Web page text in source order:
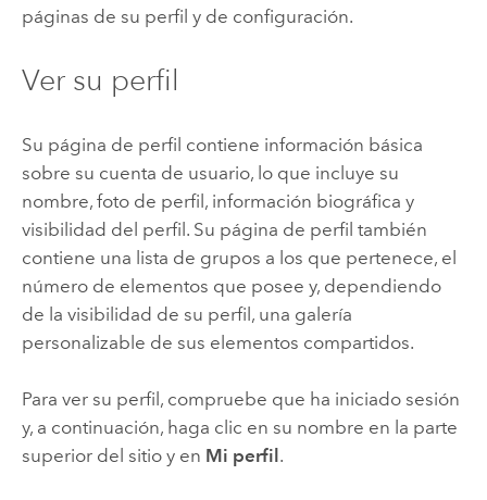
páginas de su perfil y de configuración.
Ver su perfil
Su página de perfil contiene información básica
sobre su cuenta de usuario, lo que incluye su
nombre, foto de perfil, información biográfica y
visibilidad del perfil. Su página de perfil también
contiene una lista de grupos a los que pertenece, el
número de elementos que posee y, dependiendo
de la visibilidad de su perfil, una galería
personalizable de sus elementos compartidos.
Para ver su perfil, compruebe que ha iniciado sesión
y, a continuación, haga clic en su nombre en la parte
superior del sitio y en Mi perfil.